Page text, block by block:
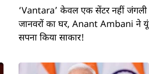
‘Vantara’ केवल एक सेंटर नहीं जंगली
जानवरों का घर, Anant Ambani ने यूं
सपना किया साकार!